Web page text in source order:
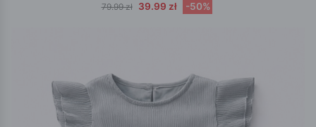
79.99 zł
39.99 zł -50%